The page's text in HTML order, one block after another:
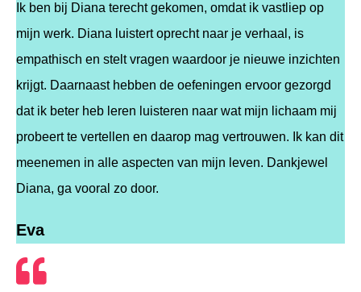
Ik ben bij Diana terecht gekomen, omdat ik vastliep op
mijn werk. Diana luistert oprecht naar je verhaal, is
empathisch en stelt vragen waardoor je nieuwe inzichten
krijgt. Daarnaast hebben de oefeningen ervoor gezorgd
dat ik beter heb leren luisteren naar wat mijn lichaam mij
probeert te vertellen en daarop mag vertrouwen. Ik kan dit
meenemen in alle aspecten van mijn leven. Dankjewel
Diana, ga vooral zo door.
Eva